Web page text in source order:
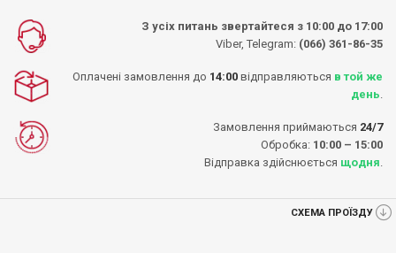
З усіх питань звертайтеся з 10:00 до 17:00
Viber, Telegram: (066) 361-86-35
Оплачені замовлення до 14:00 відправляються в той же
день
Замовлення приймаються 24/7
Обробка: 10:00 – 15:00
Відправка здійснюється щодня
СХЕМА ПРОЇЗДУ